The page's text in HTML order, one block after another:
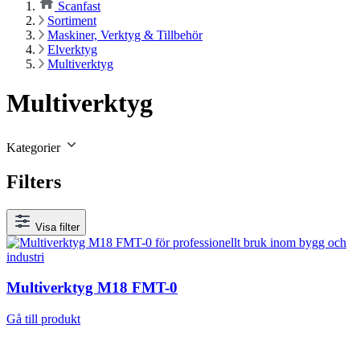
Scanfast
Sortiment
Maskiner, Verktyg & Tillbehör
Elverktyg
Multiverktyg
Multiverktyg
Kategorier
Filters
Visa filter
Multiverktyg M18 FMT-0
Gå till produkt